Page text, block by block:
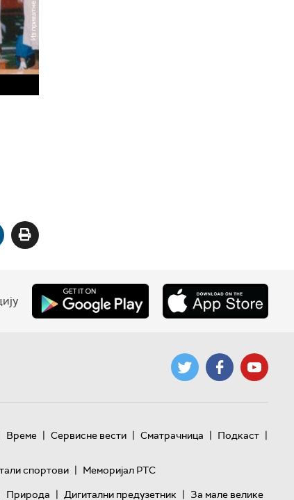
Време | Сервисне вести | Сматрачница | Подкаст |
спортови | Меморијал РТС
Природа | Дигитални предузетник | За мале велике